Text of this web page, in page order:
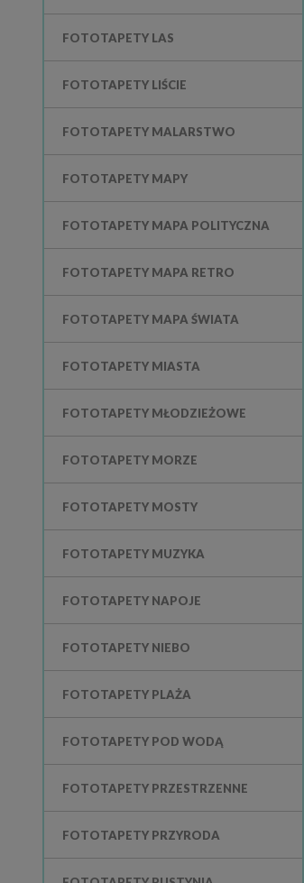
FOTOTAPETY LAS
FOTOTAPETY LIŚCIE
FOTOTAPETY MALARSTWO
FOTOTAPETY MAPY
FOTOTAPETY MAPA POLITYCZNA
FOTOTAPETY MAPA RETRO
FOTOTAPETY MAPA ŚWIATA
FOTOTAPETY MIASTA
FOTOTAPETY MŁODZIEŻOWE
FOTOTAPETY MORZE
FOTOTAPETY MOSTY
FOTOTAPETY MUZYKA
FOTOTAPETY NAPOJE
FOTOTAPETY NIEBO
FOTOTAPETY PLAŻA
FOTOTAPETY POD WODĄ
FOTOTAPETY PRZESTRZENNE
FOTOTAPETY PRZYRODA